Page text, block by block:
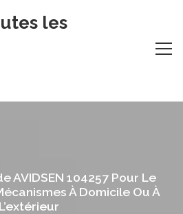
les
AVIDSEN 104257 Pour Le
À Domicile Ou À
L’extérieur